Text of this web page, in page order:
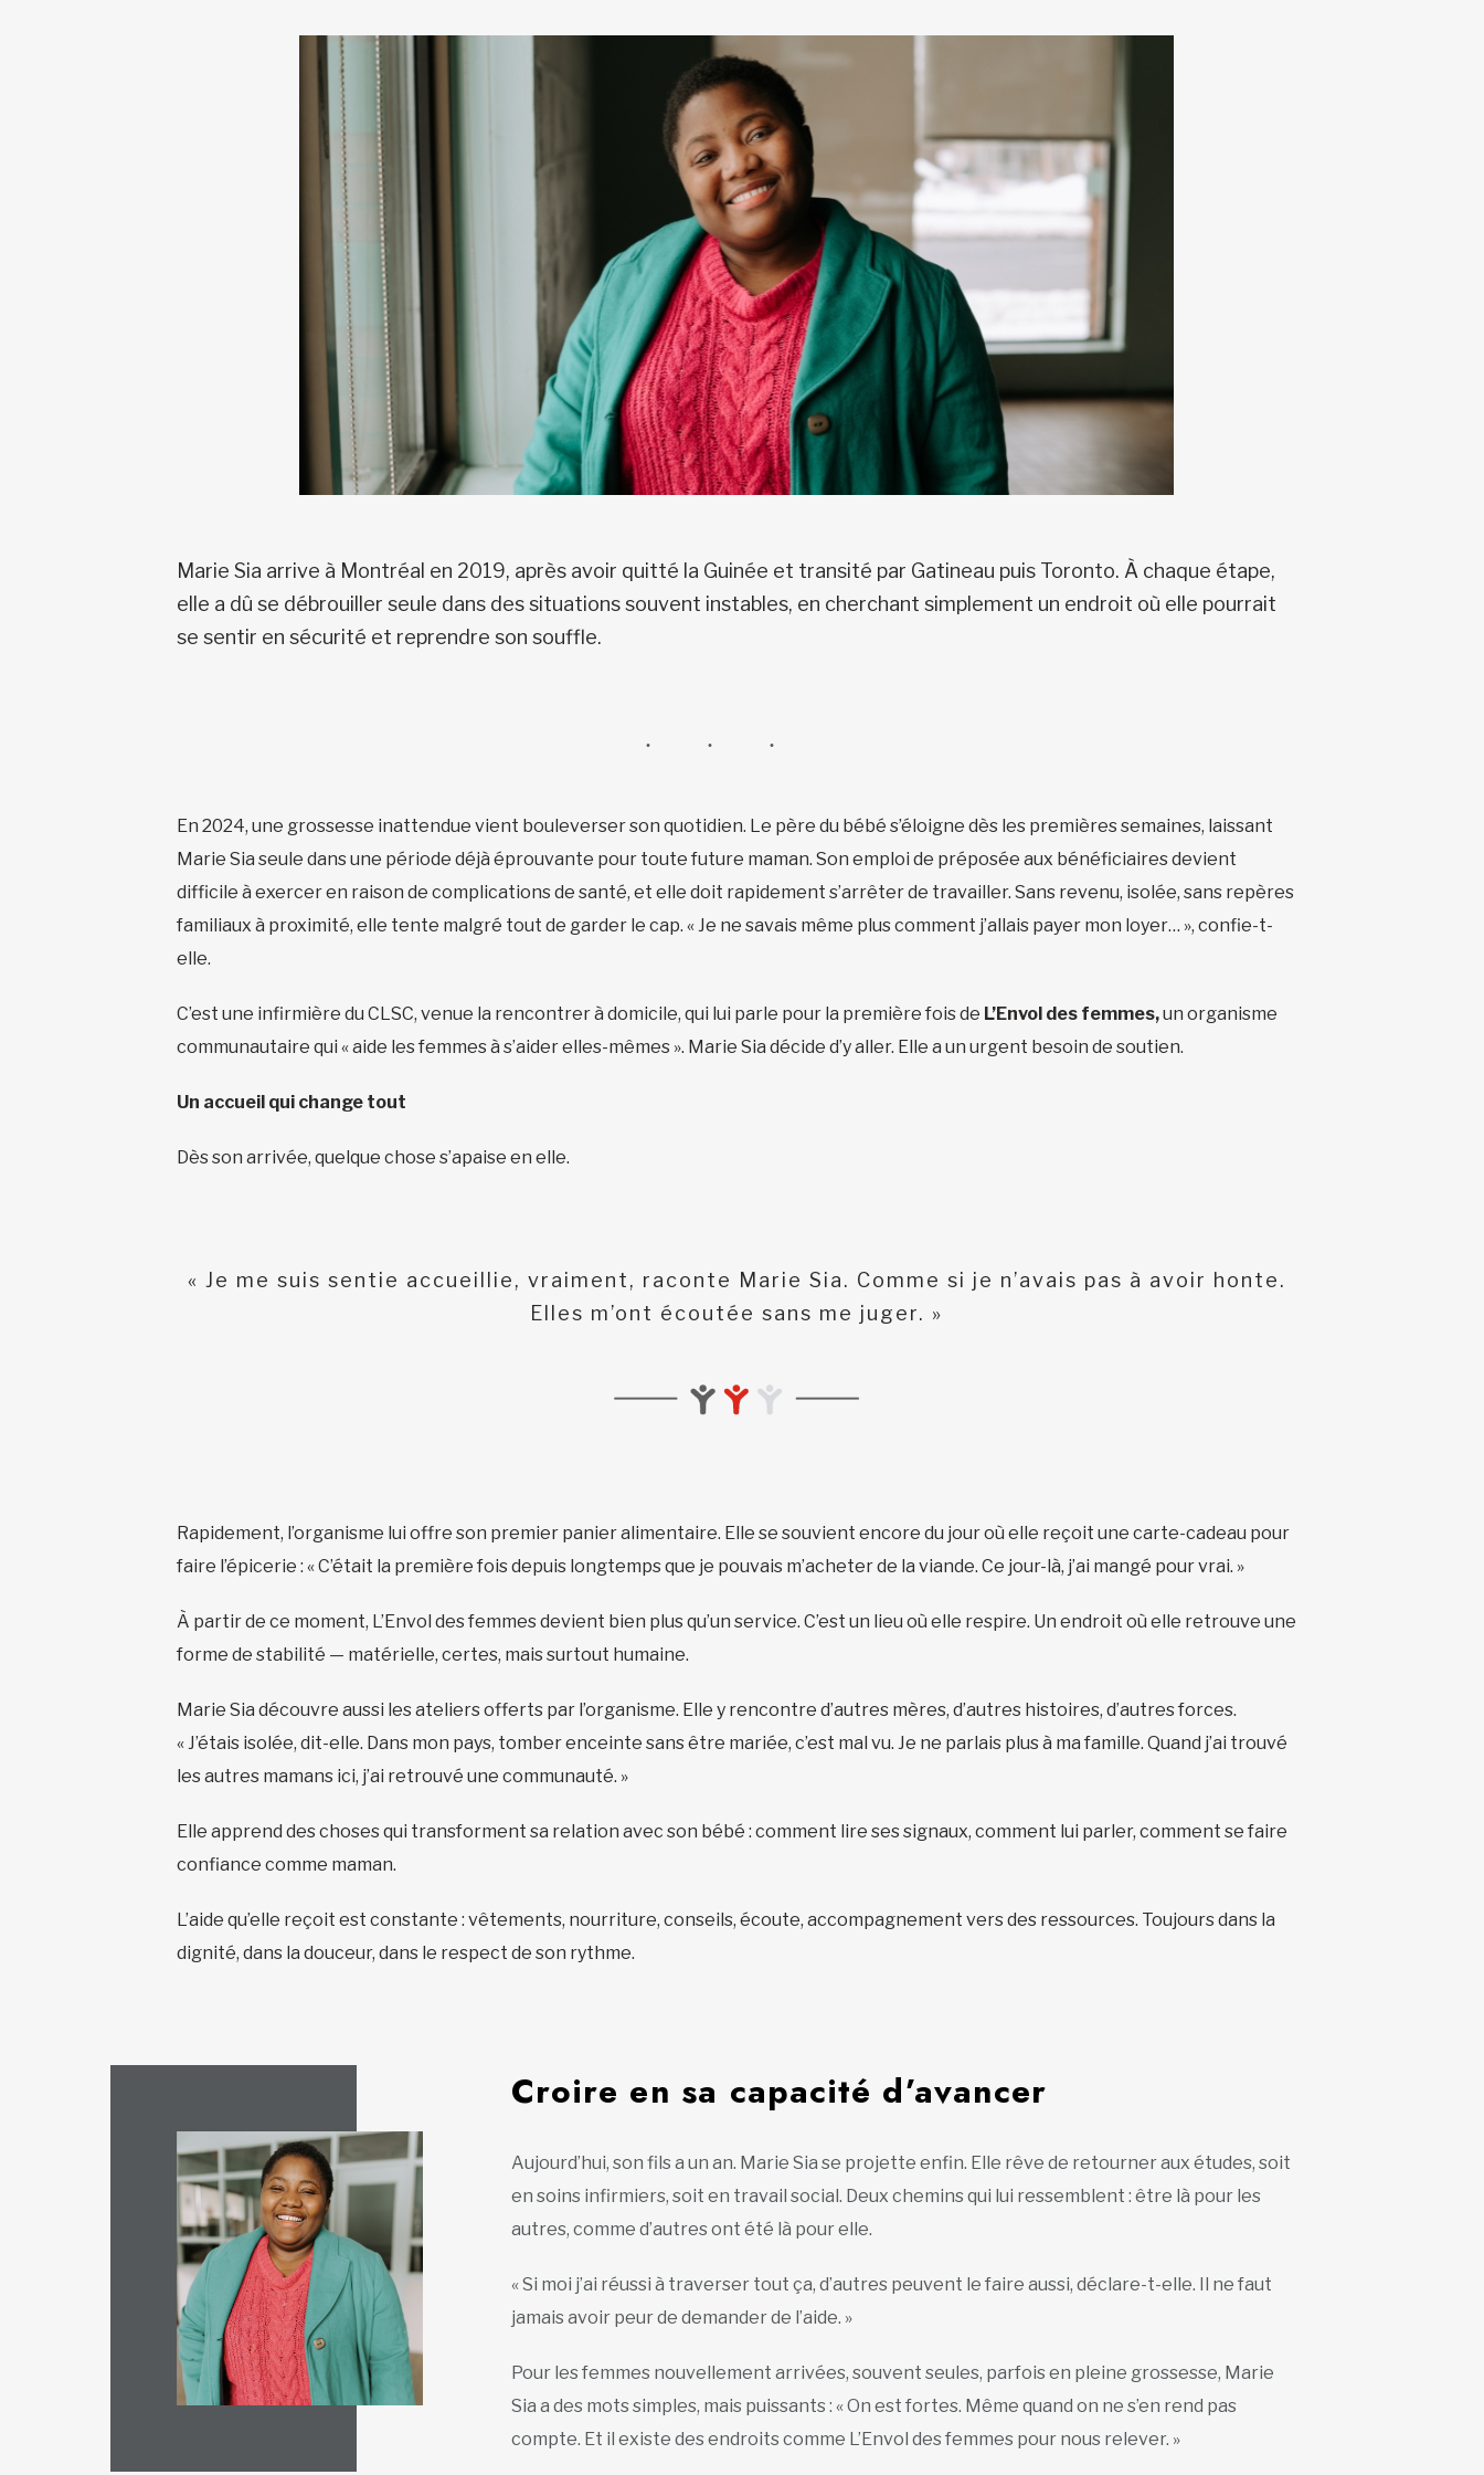
Marie Sia arrive à Montréal en 2019, après avoir quitté la Guinée et transité par Gatineau puis Toronto. À chaque étape,
elle a dû se débrouiller seule dans des situations souvent instables, en cherchant simplement un endroit où elle pourrait
se sentir en sécurité et reprendre son souffle.
En 2024, une grossesse inattendue vient bouleverser son quotidien. Le père du bébé s’éloigne dès les premières semaines, laissant
Marie Sia seule dans une période déjà éprouvante pour toute future maman. Son emploi de préposée aux bénéficiaires devient
difficile à exercer en raison de complications de santé, et elle doit rapidement s’arrêter de travailler. Sans revenu, isolée, sans repères
familiaux à proximité, elle tente malgré tout de garder le cap. « Je ne savais même plus comment j’allais payer mon loyer… », confie-t-
elle.
C’est une infirmière du CLSC, venue la rencontrer à domicile, qui lui parle pour la première fois de L’Envol des femmes,un organisme
communautaire qui « aide les femmes à s’aider elles-mêmes ». Marie Sia décide d’y aller. Elle a un urgent besoin de soutien.
Un accueil qui change tout
Dès son arrivée, quelque chose s’apaise en elle.
« Je me suis sentie accueillie, vraiment, raconte Marie Sia. Comme si je n’avais pas à avoir honte.
Elles m’ont écoutée sans me juger. »
Rapidement, l’organisme lui offre son premier panier alimentaire. Elle se souvient encore du jour où elle reçoit une carte-cadeau pour
faire l’épicerie : « C’était la première fois depuis longtemps que je pouvais m’acheter de la viande. Ce jour-là, j’ai mangé pour vrai. »
À partir de ce moment, L’Envol des femmes devient bien plus qu’un service. C’est un lieu où elle respire. Un endroit où elle retrouve une
forme de stabilité — matérielle, certes, mais surtout humaine.
Marie Sia découvre aussi les ateliers offerts par l’organisme. Elle y rencontre d’autres mères, d’autres histoires, d’autres forces.
« J’étais isolée, dit-elle. Dans mon pays, tomber enceinte sans être mariée, c’est mal vu. Je ne parlais plus à ma famille. Quand j’ai trouvé
les autres mamans ici, j’ai retrouvé une communauté. »
Elle apprend des choses qui transforment sa relation avec son bébé : comment lire ses signaux, comment lui parler, comment se faire
confiance comme maman.
L’aide qu’elle reçoit est constante : vêtements, nourriture, conseils, écoute, accompagnement vers des ressources. Toujours dans la
dignité, dans la douceur, dans le respect de son rythme.
Croire en sa capacité d’avancer
Aujourd’hui, son fils a un an. Marie Sia se projette enfin. Elle rêve de retourner aux études, soit
en soins infirmiers, soit en travail social. Deux chemins qui lui ressemblent : être là pour les
autres, comme d’autres ont été là pour elle.
« Si moi j’ai réussi à traverser tout ça, d’autres peuvent le faire aussi, déclare-t-elle. Il ne faut
jamais avoir peur de demander de l’aide. »
Pour les femmes nouvellement arrivées, souvent seules, parfois en pleine grossesse, Marie
Sia a des mots simples, mais puissants : « On est fortes. Même quand on ne s’en rend pas
compte. Et il existe des endroits comme L’Envol des femmes pour nous relever. »